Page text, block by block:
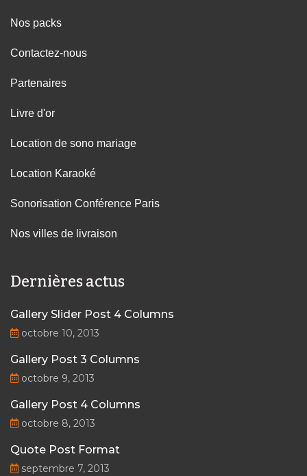
Nos packs
Contactez-nous
Partenaires
Livre d'or
Location de sono mariage
Location Karaoké
Sonorisation Conférence Paris
Nos villes de livraison
Dernières actus
Gallery Slider Post 4 Columns
octobre 10, 2013
Gallery Post 3 Columns
octobre 9, 2013
Gallery Post 4 Columns
octobre 8, 2013
Quote Post Format
septembre 7, 2013